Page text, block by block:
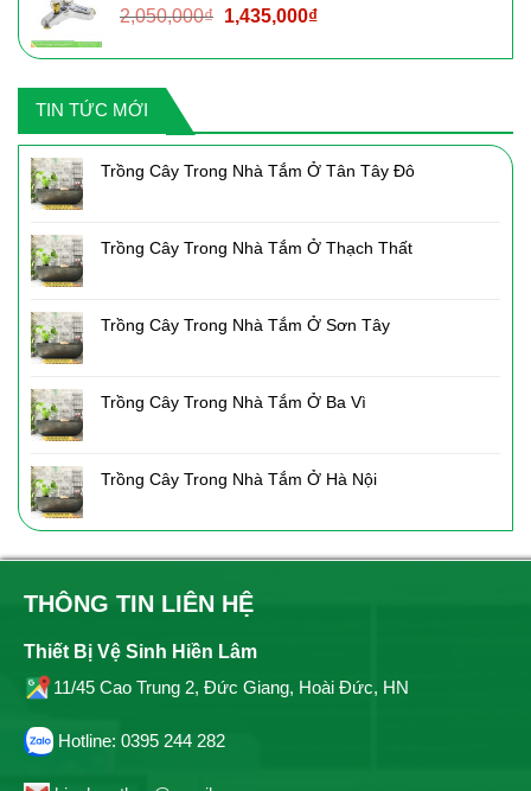
2,160,000₫.
2,050,000₫ Giá
là:
1,435,000₫Giá
tại
TIN TỨC MỚI
Trồng Cây Trong Nhà Tắm Ở Tân Tây Đô
Trồng Cây Trong Nhà Tắm Ở Thạch Thất
Trồng Cây Trong Nhà Tắm Ở Sơn Tây
Trồng Cây Trong Nhà Tắm Ở Ba Vì
Trồng Cây Trong Nhà Tắm Ở Hà Nội
THÔNG TIN LIÊN HỆ
Thiết Bị Vệ Sinh Hiền Lâm
11/45 Cao Trung 2, Đức Giang, Hoài Đức, HN
Hotline: 0395 244 282